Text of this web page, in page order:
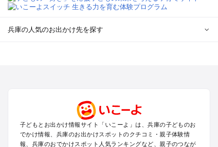
兵庫の人気のお出かけ先を探す
淡路島のプールお出かけ
城崎・豊岡・竹野のプールお出かけ
神鍋・養父・和田山・鉢伏のプールお出かけ
香住・湯村・浜坂のプールお出かけ
子どもとお出かけ情報サイト「いこーよ」は、兵庫の子どものお
でかけ情報、兵庫のお出かけスポットのクチコミ・親子体験情
報、兵庫のおでかけスポット人気ランキングなど、親子のつなが